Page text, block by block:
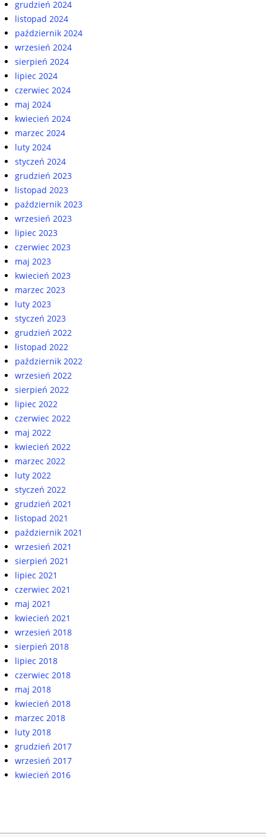
grudzień 2024
listopad 2024
październik 2024
wrzesień 2024
sierpień 2024
lipiec 2024
czerwiec 2024
maj 2024
kwiecień 2024
marzec 2024
luty 2024
styczeń 2024
grudzień 2023
listopad 2023
październik 2023
wrzesień 2023
lipiec 2023
czerwiec 2023
maj 2023
kwiecień 2023
marzec 2023
luty 2023
styczeń 2023
grudzień 2022
listopad 2022
październik 2022
wrzesień 2022
sierpień 2022
lipiec 2022
czerwiec 2022
maj 2022
kwiecień 2022
marzec 2022
luty 2022
styczeń 2022
grudzień 2021
listopad 2021
październik 2021
wrzesień 2021
sierpień 2021
lipiec 2021
czerwiec 2021
maj 2021
kwiecień 2021
wrzesień 2018
sierpień 2018
lipiec 2018
czerwiec 2018
maj 2018
kwiecień 2018
marzec 2018
luty 2018
grudzień 2017
wrzesień 2017
kwiecień 2016